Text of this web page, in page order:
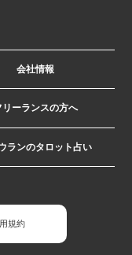
会社情報
リーランスの方へ
ランのタロット占い
規約